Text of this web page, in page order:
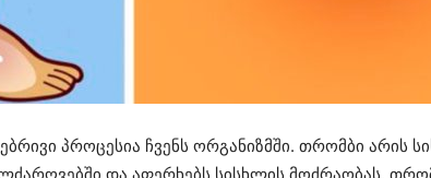
პროცესია ჩვენს ორგანიზმში. თრომბი არის